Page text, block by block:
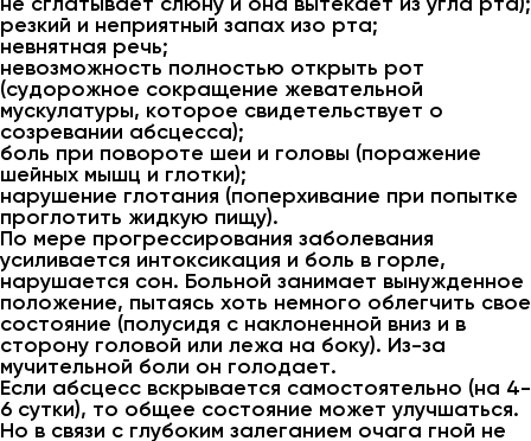
резкий и неприятный запах изо рта;
невнятная речь;
невозможность полностью открыть рот
(судорожное сокращение жевательной
мускулатуры, которое свидетельствует о
созревании абсцесса);
боль при повороте шеи и головы (поражение
шейных мышц и глотки);
нарушение глотания (поперхивание при попытке
проглотить жидкую пищу).
По мере прогрессирования заболевания
усиливается интоксикация и боль в горле,
нарушается сон. Больной занимает вынужденное
положение, пытаясь хоть немного облегчить свое
состояние (полусидя с наклоненной вниз и в
сторону головой или лежа на боку). Из-за
мучительной боли он голодает.
Если абсцесс вскрывается самостоятельно (на 4-
6 сутки), то общее состояние может улучшаться.
Но в связи с глубоким залеганием очага гной не